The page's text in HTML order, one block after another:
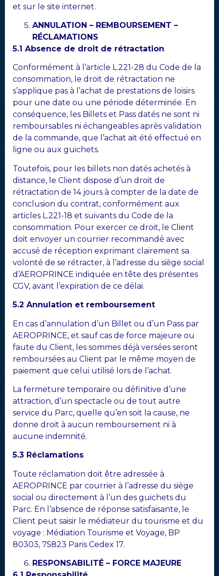
et sur le site internet.
ANNULATION – REMBOURSEMENT –
RÉCLAMATIONS
5.1 Absence de droit de rétractation
Conformément à l’article L.221-28 du Code de la
consommation, le droit de rétractation ne
s’applique pas à l’achat de prestations de loisirs
pour une date ou une période déterminée. En
conséquence, les Billets et Pass datés ne sont ni
remboursables ni échangeables après validation
de la commande, que l’achat ait été effectué en
ligne ou aux guichets.
Toutefois, pour les billets non datés achetés à
distance, le Client dispose d’un droit de
rétractation de 14 jours à compter de la date de
conclusion du contrat, conformément aux
articles L.221-18 et suivants du Code de la
consommation. Pour exercer ce droit, le Client
doit envoyer un courrier recommandé avec
accusé de réception exprimant clairement sa
volonté de se rétracter, à l’adresse du siège social
d’AEROPRINCE indiquée en tête des présentes
CGV, avant l’expiration de ce délai.
5.2 Annulation et remboursement
En cas d’annulation d’un Billet ou d’un Pass par
AEROPRINCE, et sauf cas de force majeure ou
faute du Client, les sommes déjà versées seront
remboursées au Client par le même moyen de
paiement que celui utilisé lors de l’achat.
La fermeture temporaire ou définitive d’une
attraction, d’un spectacle ou de tout autre
service du Parc, quelle qu’en soit la cause, ne
donne droit à aucun remboursement ni à
aucune indemnité.
5.3 Réclamations
Toute réclamation doit être adressée à
AEROPRINCE par courrier à l’adresse du siège
social ou directement à l’un des guichets du
Parc. En l’absence de réponse satisfaisante, le
Client peut saisir le médiateur du tourisme et du
voyage : Médiation Tourisme et Voyage, BP
80303, 75823 Paris Cedex 17.
RESPONSABILITÉ – FORCE MAJEURE